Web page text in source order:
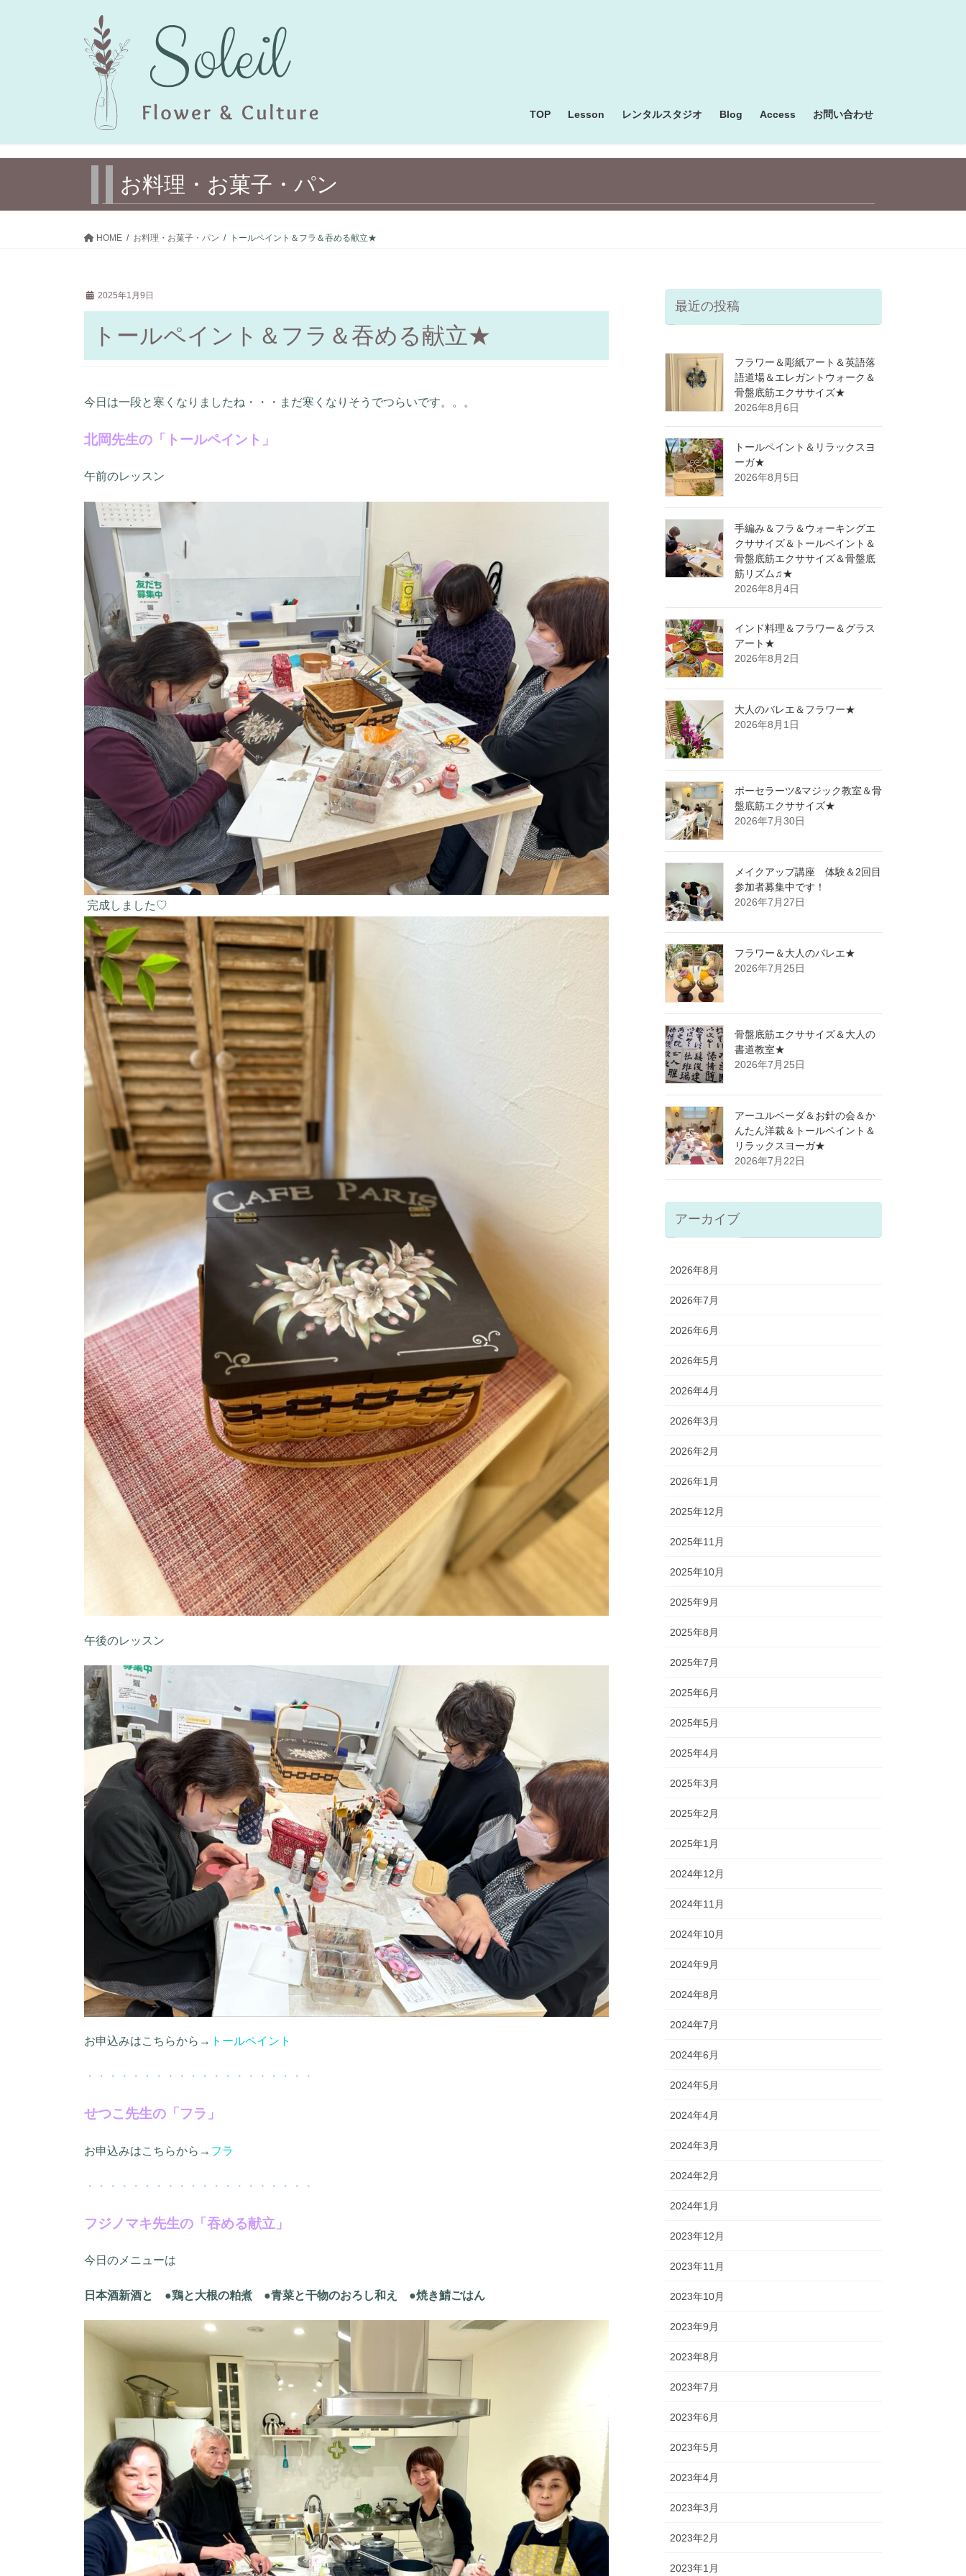
ッ
移
TOP Lesson レンタルスタジオ Blog Access お問い合わせ
お料理・お菓子・パン
HOME お料理・お菓子・パン トールペイント＆フラ＆吞める献立★
2025年1月9日
トールペイント＆フラ＆吞める献立★
今日は一段と寒くなりましたね・・・まだ寒くなりそうでつらいです。。。
北岡先生の「トールペイント」
午前のレッスン
完成しました♡
午後のレッスン
お申込みはこちらから→ トールペイント
・・・・・・・・・・・・・・・・・・・・
せつこ先生の「フラ」
お申込みはこちらから→ フラ
・・・・・・・・・・・・・・・・・・・・
フジノマキ先生の「吞める献立」
今日のメニューは
日本酒新酒と ●鶏と大根の粕煮 ●青菜と干物のおろし和え ●焼き鯖ごはん
最近の投稿
フラワー＆彫紙アート＆英語落
語道場＆エレガントウォーク＆
骨盤底筋エクササイズ★
2026年8月6日
トールペイント＆リラックスヨ
ーガ★
2026年8月5日
手編み＆フラ＆ウォーキングエ
クササイズ＆トールペイント＆
骨盤底筋エクササイズ＆骨盤底
筋リズム♫★
2026年8月4日
インド料理＆フラワー＆グラス
アート★
2026年8月2日
大人のバレエ＆フラワー★
2026年8月1日
ポーセラーツ&マジック教室＆骨
盤底筋エクササイズ★
2026年7月30日
メイクアップ講座 体験＆2回目
参加者募集中です！
2026年7月27日
フラワー＆大人のバレエ★
2026年7月25日
骨盤底筋エクササイズ＆大人の
書道教室★
2026年7月25日
アーユルベーダ＆お針の会＆か
んたん洋裁＆トールペイント＆
リラックスヨーガ★
2026年7月22日
アーカイブ
2026年8月
2026年7月
2026年6月
2026年5月
2026年4月
2026年3月
2026年2月
2026年1月
2025年12月
2025年11月
2025年10月
2025年9月
2025年8月
2025年7月
2025年6月
2025年5月
2025年4月
2025年3月
2025年2月
2025年1月
2024年12月
2024年11月
2024年10月
2024年9月
2024年8月
2024年7月
2024年6月
2024年5月
2024年4月
2024年3月
2024年2月
2024年1月
2023年12月
2023年11月
2023年10月
2023年9月
2023年8月
2023年7月
2023年6月
2023年5月
2023年4月
2023年3月
2023年2月
2023年1月